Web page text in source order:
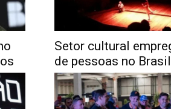
Setor cultural
de pessoas no Brasil